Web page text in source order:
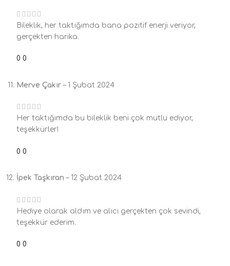
Bileklik, her taktığımda bana pozitif enerji veriyor,
gerçekten harika.
0 0
Merve Çakır– 1 Şubat 2024
Her taktığımda bu bileklik beni çok mutlu ediyor,
teşekkürler!
0 0
İpek Taşkıran– 12 Şubat 2024
Hediye olarak aldım ve alıcı gerçekten çok sevindi,
teşekkür ederim.
0 0